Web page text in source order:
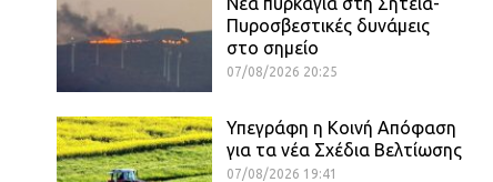
Πυροσβεστικές δυνάμεις
στο σημείο
07/08/2026 20:25
Υπεγράφη η Κοινή Απόφαση
για τα νέα Σχέδια Βελτίωσης
07/08/2026 19:41